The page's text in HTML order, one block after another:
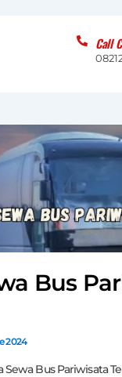
Call
Bus
2024
Sewa Bus Pariwisata